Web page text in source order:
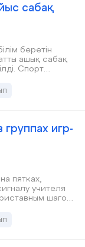
сабақ
беретін
–
- деп бекер
адамның
игр-
пятках,
учителя
голени